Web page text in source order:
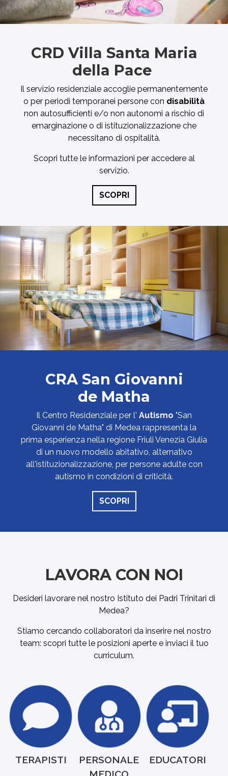
CRD Villa Santa Maria
della Pace
Il servizio residenziale accoglie permanentemente
o per periodi temporanei persone con disabilità
non autosufficienti e/o non autonomi a rischio di
emarginazione o di istituzionalizzazione che
necessitano di ospitalità.
Scopri tutte le informazioni per accedere al
servizio.
SCOPRI
CRA San Giovanni
de Matha
Il Centro Residenziale per l' Autismo "San
Giovanni de Matha" di Medea rappresenta la
prima esperienza nella regione Friuli Venezia Giulia
di un nuovo modello abitativo, alternativo
all'istituzionalizzazione, per persone adulte con
autismo in condizioni di criticità.
SCOPRI
TERAPISTI
PERSONALE
EDUCATORI
LAVORA CON NOI
Desideri lavorare nel nostro Istituto dei Padri Trinitari di
Medea?
Stiamo cercando collaboratori da inserire nel nostro
team: scopri tutte le posizioni aperte e inviaci il tuo
curriculum.